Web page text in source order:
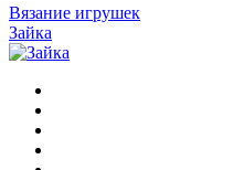
Вязание игрушек
Зайка